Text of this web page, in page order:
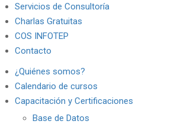
Servicios de Consultoría
Charlas Gratuitas
COS INFOTEP
Contacto
¿Quiénes somos?
Calendario de cursos
Capacitación y Certificaciones
Base de Datos